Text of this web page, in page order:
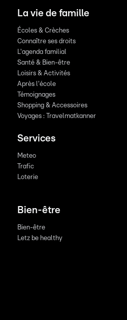
La vie de famille
Écoles & Crèches
Connaître ses droits
L'agenda familial
Santé & Bien-être
Loisirs & Activités
Après l'école
Témoignages
Shopping & Accessoires
Voyages : Travelmatkanner
Services
Meteo
Trafic
Loterie
Bien-être
Bien-être
Letz be healthy